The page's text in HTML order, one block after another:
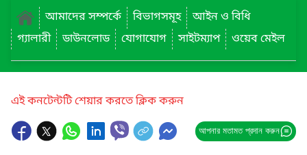
আমাদের সম্পর্কে
বিভাগসমূহ
আইন ও বিধি
গ্যালারী
ডাউনলোড যোগাযোগ সাইটম্যাপ ওয়েব মেইল
এই কনটেন্টটি শেয়ার করতে ক্লিক করুন
আপনার মতামত প্রদান করুন